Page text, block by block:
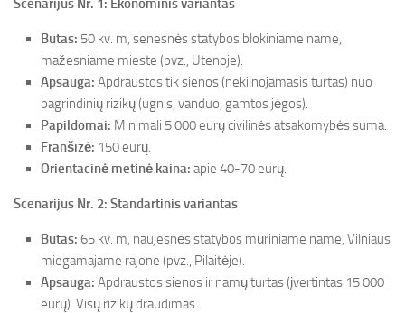
Scenarijus Nr. 1: Ekonominis variantas
Butas: 50 kv. m, senesnės statybos blokiniame name,
mažesniame mieste (pvz., Utenoje).
Apsauga: Apdraustos tik sienos (nekilnojamasis turtas) nuo
pagrindinių rizikų (ugnis, vanduo, gamtos jėgos).
Papildomai: Minimali 5 000 eurų civilinės atsakomybės suma.
Franšizė: 150 eurų.
Orientacinė metinė kaina: apie 40-70 eurų.
Scenarijus Nr. 2: Standartinis variantas
Butas: 65 kv. m, naujesnės statybos mūriniame name, Vilniaus
miegamajame rajone (pvz., Pilaitėje).
Apsauga: Apdraustos sienos ir namų turtas (įvertintas 15 000
eurų). Visų rizikų draudimas.